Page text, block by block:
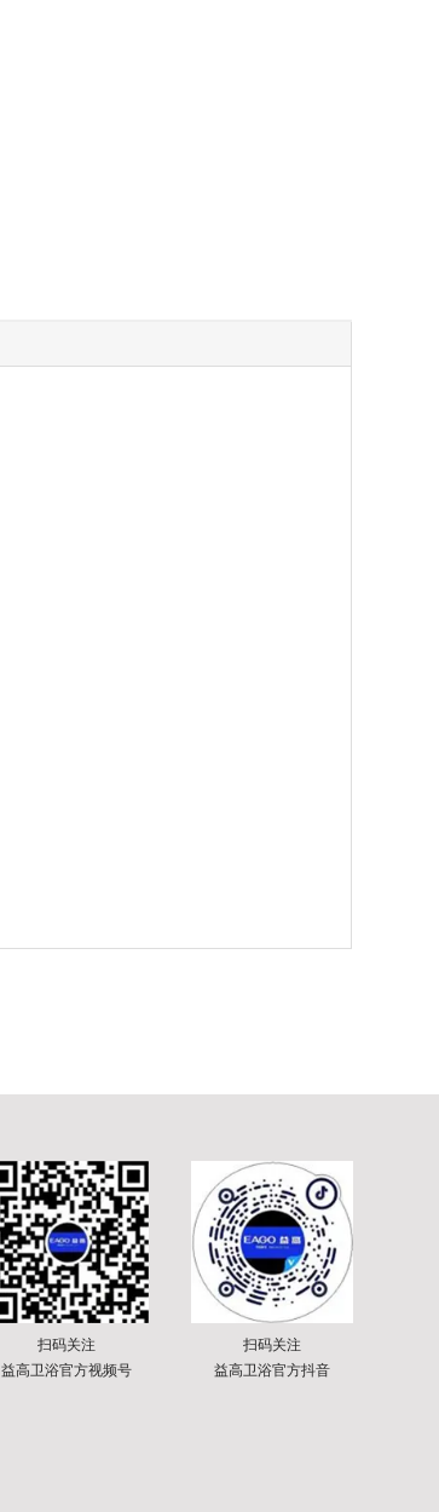
扫码关注
益高卫浴官方抖音
扫码关注
益高卫浴官方视频号